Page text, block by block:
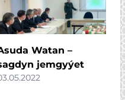
Watan –
jemgyýet